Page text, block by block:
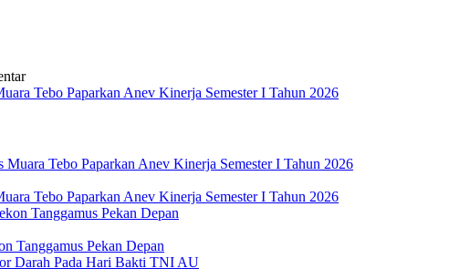
Tebo Paparkan Anev Kinerja Semester I Tahun 2026
Tebo Paparkan Anev Kinerja Semester I Tahun 2026
Tanggamus Pekan Depan